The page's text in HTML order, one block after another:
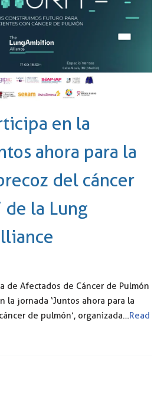
en la
ahora para la
del cáncer
de la Lung
de Afectados de Cáncer de Pulmón
la jornada ‘Juntos ahora para la
de pulmón’, organizada…Read